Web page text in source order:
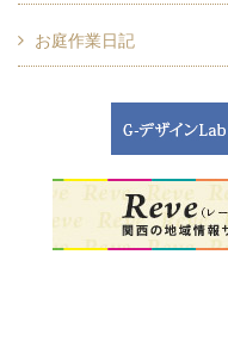
お庭作業日記